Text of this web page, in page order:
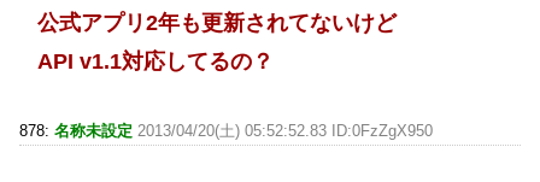
公式アプリ2年も更新されてないけど
API v1.1対応してるの？
878: 名称未設定 2013/04/20(土) 05:52:52.83 ID:0FzZgX950